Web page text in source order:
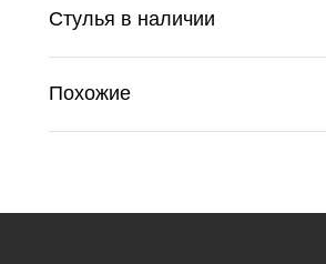
Стулья в наличии
Похожие